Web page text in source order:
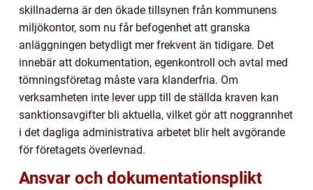
skillnaderna är den ökade tillsynen från kommunens
miljökontor, som nu får befogenhet att granska
anläggningen betydligt mer frekvent än tidigare. Det
innebär att dokumentation, egenkontroll och avtal med
tömningsföretag måste vara klanderfria. Om
verksamheten inte lever upp till de ställda kraven kan
sanktionsavgifter bli aktuella, vilket gör att noggrannhet
i det dagliga administrativa arbetet blir helt avgörande
för företagets överlevnad.
Ansvar och dokumentationsplikt